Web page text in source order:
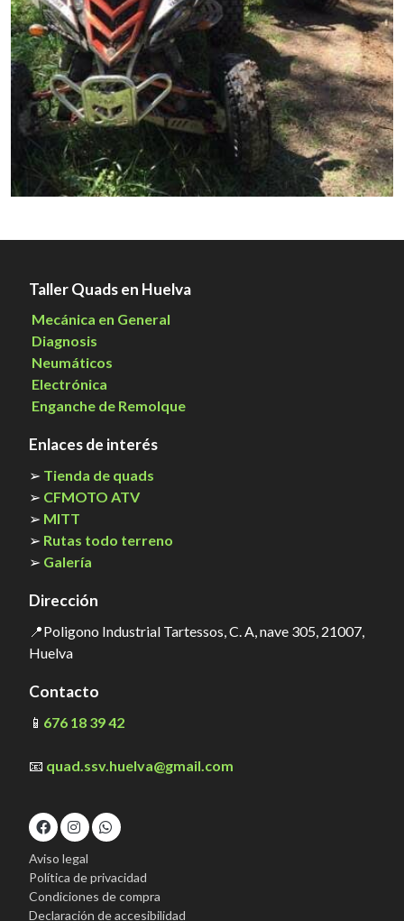
Taller Quads en Huelva
Mecánica en General
Diagnosis
Neumáticos
Electrónica
Enganche de Remolque
Enlaces de interés
➢ Tienda de quads
➢ CFMOTO ATV
➢ MITT
➢ Rutas todo terreno
➢ Galería
Dirección
📍Poligono Industrial Tartessos, C. A, nave 305, 21007,
Huelva
Contacto
📱 676 18 39 42
📧 quad.ssv.huelva@gmail.com
Aviso legal
Política de privacidad
Condiciones de compra
Declaración de accesibilidad